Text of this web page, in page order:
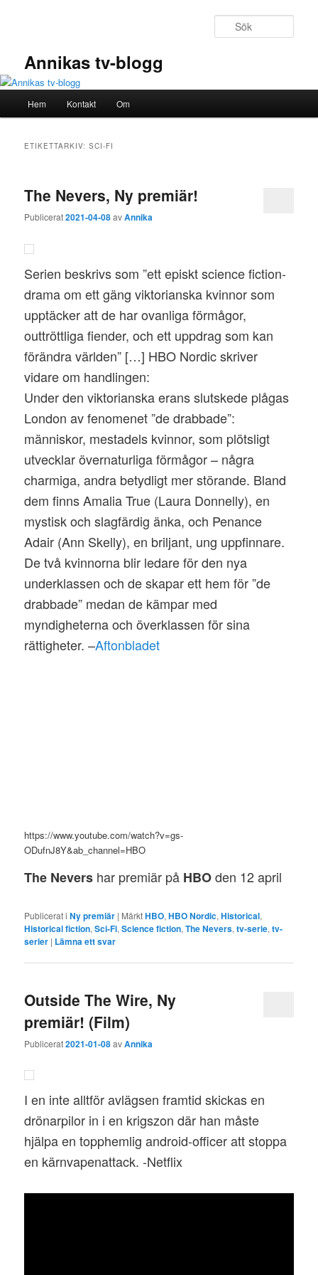
Annikas tv-blogg
Hem Kontakt Om
ETIKETTARKIV:SCI-FI
The Nevers, Ny premiär!
Publicerat2021-04-08avAnnika
Serien beskrivs som ”ett episkt science fiction-
drama om ett gäng viktorianska kvinnor som
upptäcker att de har ovanliga förmågor,
outtröttliga fiender, och ett uppdrag som kan
förändra världen” […] HBO Nordic skriver
vidare om handlingen:
Under den viktorianska erans slutskede plågas
London av fenomenet ”de drabbade”:
människor, mestadels kvinnor, som plötsligt
utvecklar övernaturliga förmågor – några
charmiga, andra betydligt mer störande. Bland
dem finns Amalia True (Laura Donnelly), en
mystisk och slagfärdig änka, och Penance
Adair (Ann Skelly), en briljant, ung uppfinnare.
De två kvinnorna blir ledare för den nya
underklassen och de skapar ett hem för ”de
drabbade” medan de kämpar med
myndigheterna och överklassen för sina
rättigheter. –Aftonbladet
https://www.youtube.com/watch?v=gs-
ODufnJ8Y&ab_channel=HBO
The Nevers har premiär på HBOden 12 april
Publicerat i Ny premiär | MärktHBO,HBO Nordic,Historical,
Historical fiction,Sci-Fi,Science fiction,The Nevers,tv-serie,tv-
serier | Lämna ett svar
Outside The Wire, Ny
premiär! (Film)
Publicerat2021-01-08avAnnika
I en inte alltför avlägsen framtid skickas en
drönarpilor in i en krigszon där han måste
hjälpa en topphemlig android-officer att stoppa
en kärnvapenattack. -Netflix